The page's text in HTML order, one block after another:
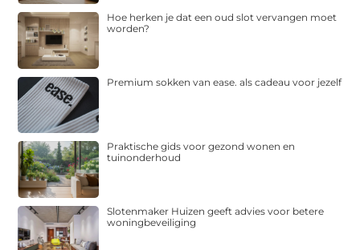
Hoe herken je dat een oud slot vervangen moet
worden?
Premium sokken van ease. als cadeau voor jezelf
Praktische gids voor gezond wonen en
tuinonderhoud
Slotenmaker Huizen geeft advies voor betere
woningbeveiliging